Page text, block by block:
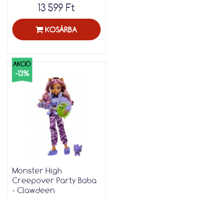
13 599 Ft
KOSÁRBA
AKCIÓ
-13%
Monster High
Creepover Party Baba
- Clawdeen